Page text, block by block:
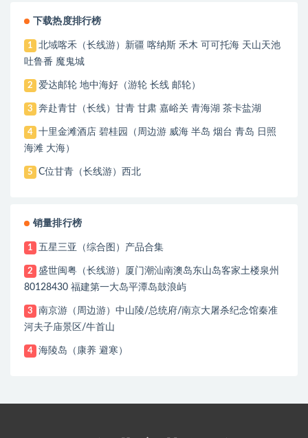
下载热度排行榜
1
北域喀禾（长线游）新疆 喀纳斯 禾木 可可托海 天山天池
吐鲁番 魔鬼城
2 爱达邮轮 地中海好（游轮 长线 邮轮）
3 奔赴青甘（长线）甘青 甘肃 嘉峪关 青海湖 茶卡盐湖
4
十里金滩酒店 碧桂园（周边游 威海 半岛 烟台 青岛 日照
海滩 大海）
5 C位甘青（长线游）西北
销量排行榜
1 五星三亚（综合图）产品合集
2
盛世闽粤（长线游）厦门潮汕南澳岛东山岛客家土楼泉州
80128430 福建第一大岛平潭岛鼓浪屿
3
南京游（周边游）中山陵/总统府/南京大屠杀纪念馆秦准
河夫子庙景区/牛首山
4 海陵岛（康养 避寒）